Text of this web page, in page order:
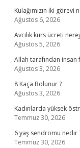
Kulağımızın iki görevi
Ağustos 6, 2026
Avcılık kurs ücreti
Ağustos 5, 2026
Allah tarafından insan
Ağustos 3, 2026
8 Kaça Bolunur ?
Ağustos 3, 2026
Kadınlarda yüksek
Temmuz 30, 2026
6 yaş sendromu nedir
Temmuz 30, 2026